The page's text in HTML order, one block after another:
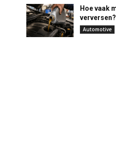
Hoe vaak
verversen?
Automotive